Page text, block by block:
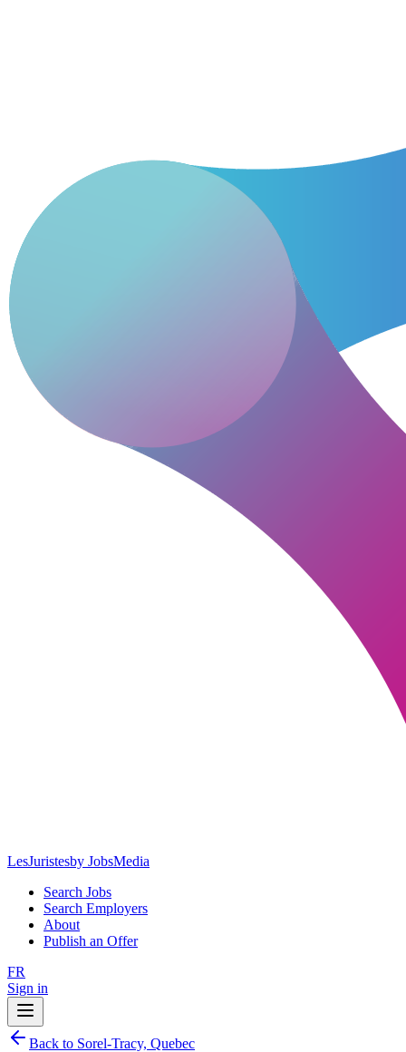
LesJuristesby JobsMedia
Search Jobs
Search Employers
About
Publish an Offer
FR
Sign in
Back to Sorel-Tracy, Quebec